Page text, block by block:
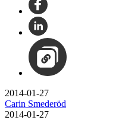
2014-01-27
Carin Smederöd
2014-01-27